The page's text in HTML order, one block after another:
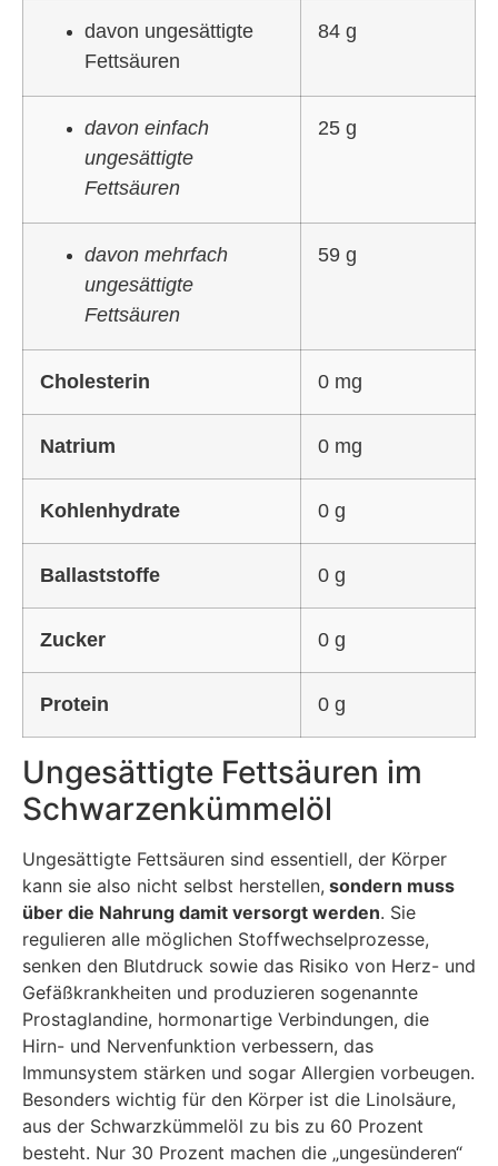
davon ungesättigte
Fettsäuren
84 g
davon einfach
ungesättigte
Fettsäuren
25 g
davon mehrfach
ungesättigte
Fettsäuren
59 g
Cholesterin 0 mg
Natrium 0 mg
Kohlenhydrate 0 g
Ballaststoffe 0 g
Zucker 0 g
Protein 0 g
Ungesättigte Fettsäuren im
Schwarzenkümmelöl
Ungesättigte Fettsäuren sind essentiell, der Körper
kann sie also nicht selbst herstellen, sondern muss
über die Nahrung damit versorgt werden. Sie
regulieren alle möglichen Stoffwechselprozesse,
senken den Blutdruck sowie das Risiko von Herz- und
Gefäßkrankheiten und produzieren sogenannte
Prostaglandine, hormonartige Verbindungen, die
Hirn- und Nervenfunktion verbessern, das
Immunsystem stärken und sogar Allergien vorbeugen.
Besonders wichtig für den Körper ist die Linolsäure,
aus der Schwarzkümmelöl zu bis zu 60 Prozent
besteht. Nur 30 Prozent machen die „ungesünderen“